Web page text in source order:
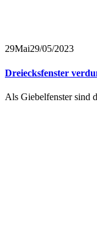
29Mai29/05/2023
Dreiecksfenster
Als Giebelfenster sind